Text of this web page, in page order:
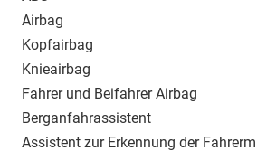
Airbag
Kopfairbag
Knieairbag
Fahrer und Beifahrer Airbag
Berganfahrassistent
Assistent zur Erkennung der